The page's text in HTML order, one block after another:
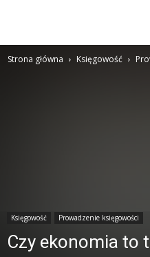
Strona główna Księgowość
Księgowość Prowadzenie księgowości
Czy ekonomia to